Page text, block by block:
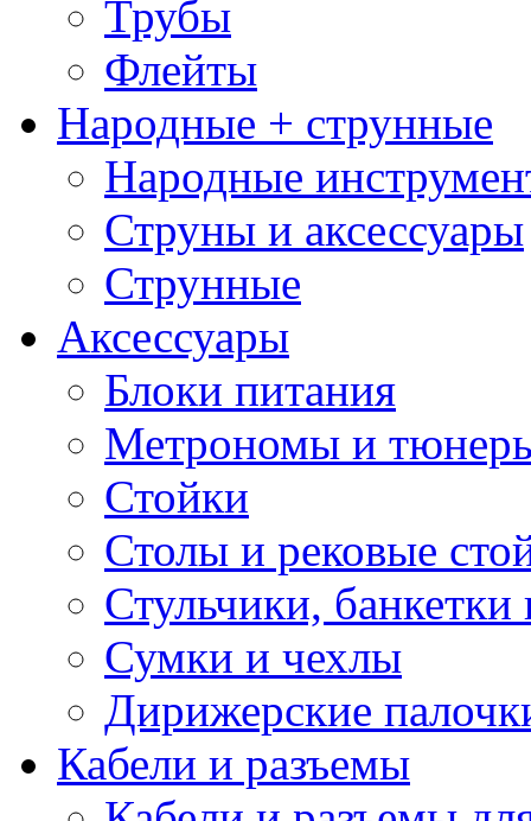
Трубы
Флейты
Народные + струнные
Народные
Струны и аксессуары
Струнные
Аксессуары
Блоки питания
Метрономы и
Стойки
Столы и рековые
Стульчики, банкетки
Сумки и чехлы
Дирижерские
Кабели и разъемы